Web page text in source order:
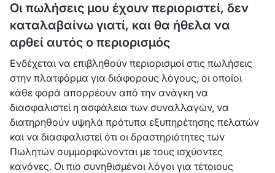
Οι πωλήσεις μου έχουν περιοριστεί, δεν
καταλαβαίνω γιατί, και θα ήθελα να
αρθεί αυτός ο περιορισμός
Ενδέχεται να επιβληθούν περιορισμοί στις πωλήσεις
στην πλατφόρμα για διάφορους λόγους, οι οποίοι
κάθε φορά απορρέουν από την ανάγκη να
διασφαλιστεί η ασφάλεια των συναλλαγών, να
διατηρηθούν υψηλά πρότυπα εξυπηρέτησης πελατών
και να διασφαλιστεί ότι οι δραστηριότητες των
Πωλητών συμμορφώνονται με τους ισχύοντες
κανόνες. Οι πιο συνηθισμένοι λόγοι για τέτοιους